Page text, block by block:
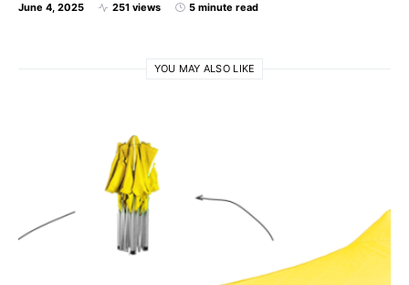
June 4, 2025 251 views 5 minute read
YOU MAY ALSO LIKE